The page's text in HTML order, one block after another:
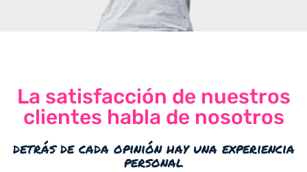
La satisfacción de nuestros
clientes habla de nosotros
detrás de cada opinión hay una experiencia
personal